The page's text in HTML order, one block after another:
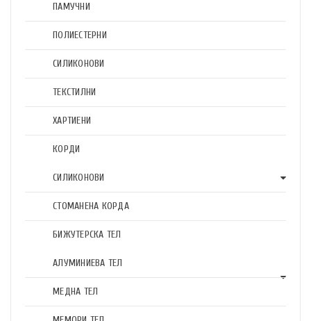
ПАМУЧНИ
ПОЛИЕСТЕРНИ
СИЛИКОНОВИ
ТЕКСТИЛНИ
ХАРТИЕНИ
КОРДИ
СИЛИКОНОВИ
СТОМАНЕНА КОРДА
БИЖУТЕРСКА ТЕЛ
АЛУМИНИЕВА ТЕЛ
МЕДНА ТЕЛ